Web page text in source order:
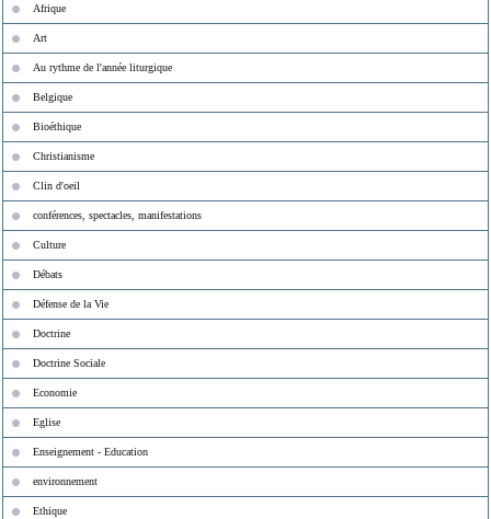
Afrique
Art
Au rythme de l'année liturgique
Belgique
Bioéthique
Christianisme
Clin d'oeil
conférences, spectacles, manifestations
Culture
Débats
Défense de la Vie
Doctrine
Doctrine Sociale
Economie
Eglise
Enseignement - Education
environnement
Ethique